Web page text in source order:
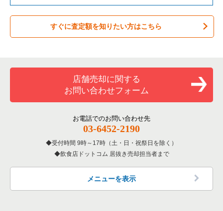
バーの居抜き売却物件の案件一覧
居酒屋・ダイニングバーの居抜き売却物件の案件一覧
洋食の居抜き売却物件の案件一覧
その他の居抜き売却物件の案件一覧
横浜市西区の飲食店の居抜き売却物件の案件一覧
川崎市宮前区の飲食店の居抜き売却物件の案件一覧
川崎市幸区の飲食店の居抜き売却物件の案件一覧
厚木市の飲食店の居抜き売却物件の案件一覧
中郡の飲食店の居抜き売却物件の案件一覧
三浦郡の飲食店の居抜き売却物件の案件一覧
神奈川県のテイクアウトの居抜き売却物件の案件一覧
神奈川県のお弁当・惣菜・デリの居抜き売却物件の案件一覧
神奈川県のバーの居抜き売却物件の案件一覧
神奈川県の居酒屋・ダイニングバーの居抜き売却物件の案件一
神奈川県の専門料理の居抜き売却物件の案件一覧
神奈川県の和食の居抜き売却物件の案件一覧
神奈川県の洋食の居抜き売却物件の案件一覧
川崎市中原区のお弁当・惣菜・デリの居抜き売却物件の案件一
川崎市中原区の居酒屋・ダイニングバーの居抜き売却物件の案
川崎市中原区の和食の居抜き売却物件の案件一覧
川崎市中原区の洋食の居抜き売却物件の案件一覧
すぐに査定額を知りたい方はこちら
店舗売却に関する
お問い合わせフォーム
お電話でのお問い合わせ先
03-6452-2190
受付時間 9時～17時（土・日・祝祭日を除く）
飲食店ドットコム 居抜き売却担当者まで
メニューを表示